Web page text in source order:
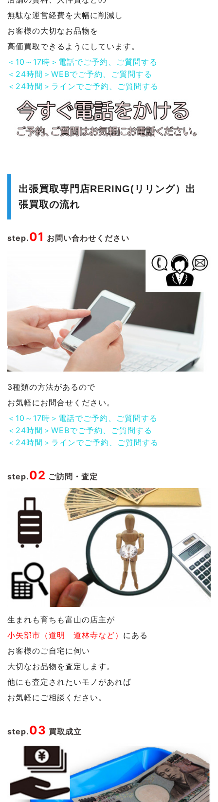
無駄な運営経費を大幅に削減し
お客様の大切なお品物を
高価買取できるようにしています。
＜10～17時＞電話でご予約、ご質問する
＜24時間＞WEBでご予約、ご質問する
＜24時間＞ラインでご予約、ご質問する
出張買取専門店RERING(リリング）出
張買取の流れ
step.01 お問い合わせください
3種類の方法があるので
お気軽にお問合せください。
＜10～17時＞電話でご予約、ご質問する
＜24時間＞WEBでご予約、ご質問する
＜24時間＞ラインでご予約、ご質問する
step.02 ご訪問・査定
生まれも育ちも富山の店主が
小矢部市（道明 道林寺など） にある
お客様のご自宅に伺い
大切なお品物を査定します。
他にも査定されたいモノがあれば
お気軽にご相談ください。
step.03 買取成立